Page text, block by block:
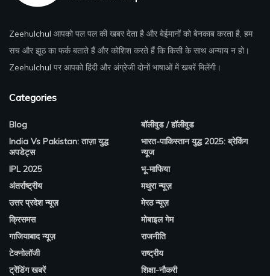
Zeehulchul आपको पल पल की खबर देता है और बेईमानों को बेनकाब करता है, हम
सच और झूठ का फर्क बताते हैं और कोशिश करते हैं कि किसी के साथ अन्याय न हो।
Zeehulchul पर आपको हिंदी और अंग्रेजी दोनों भाषाओं में खबरें मिलेंगी।
Categories
Blog
India Vs Pakistan: ताज़ा युद्ध
अपडेट्स
IPL 2025
अंतर्राष्ट्रीय
उत्तर प्रदेश न्यूज़
क्रिसमस
गाजियाबाद न्यूज़
टेक्नोलॉजी
ट्रेंडिंग खबरें
बॉलीवुड / हॉलीवुड
भारत-पाकिस्तान युद्ध 2025: ब्रेकिंग
न्यूज
भू-माफिया
मथुरा न्यूज़
मेरठ न्यूज़
मोबाइल गेम
राजनीति
राष्ट्रीय
शिक्षा-नौकरी